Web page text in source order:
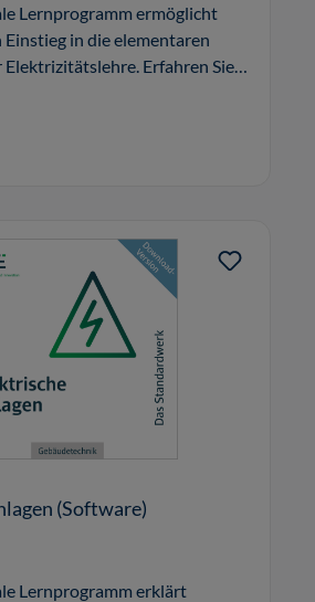
Lernprogramm ermöglicht
in die elementaren
Erfahren Sie
(Software)
Lernprogramm erklärt